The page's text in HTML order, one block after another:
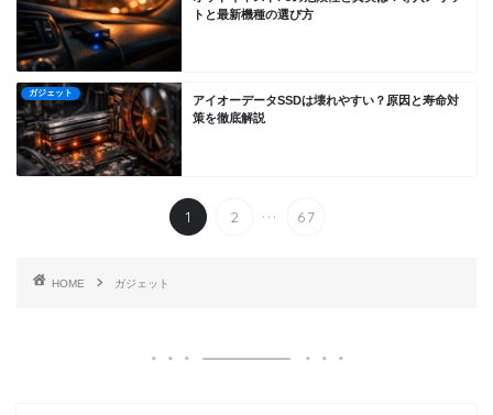
トと最新機種の選び方
ガジェット
アイオーデータSSDは壊れやすい？原因と寿命対
策を徹底解説
1 2 ... 67
HOME ガジェット